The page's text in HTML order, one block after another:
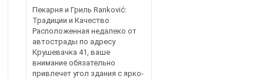
Пекарня и Гриль Ranković:
Традиции и Качество
Расположенная недалеко от
автострады по адресу
Крушевачка 41, ваше
внимание обязательно
привлечет угол здания с ярко-